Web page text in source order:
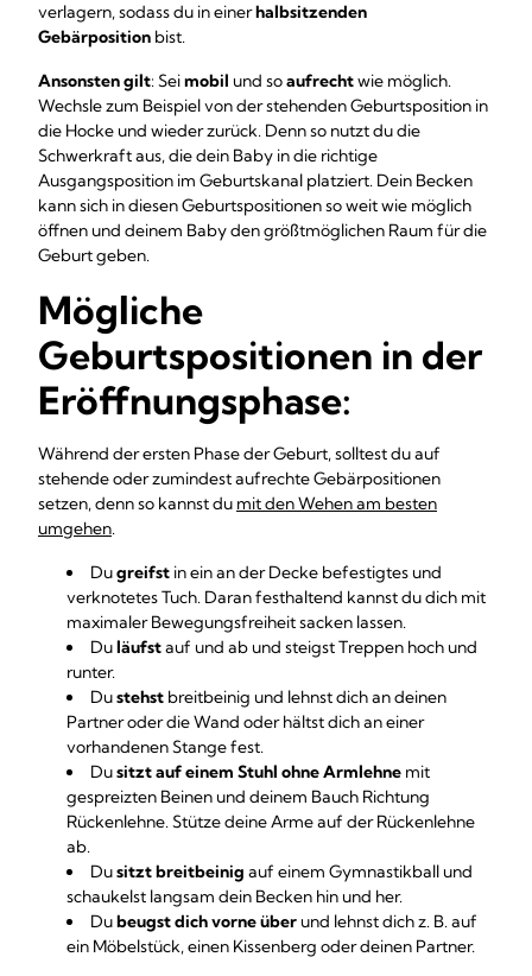
verlagern, sodass du in einerhalbsitzenden
Gebärposition bist.
Ansonsten gilt: Seimobil und soaufrechtwie möglich.
Wechsle zum Beispiel von der stehenden Geburtsposition in
die Hocke und wieder zurück. Denn so nutzt du die
Schwerkraft aus, die dein Baby in die richtige
Ausgangsposition im Geburtskanal platziert. Dein Becken
kann sich in diesen Geburtspositionen so weit wie möglich
öffnen und deinem Baby den größtmöglichen Raum für die
Geburt geben.
Mögliche
Geburtspositionen in der
Eröffnungsphase:
Während der ersten Phase der Geburt, solltest du auf
stehende oder zumindest aufrechte Gebärpositionen
setzen, denn so kannst du mit den Wehen am besten
umgehen.
Dugreifst in ein an der Decke befestigtes und
verknotetes Tuch. Daran festhaltend kannst du dich mit
maximaler Bewegungsfreiheit sacken lassen.
Duläufstauf und ab und steigst Treppen hoch und
runter.
Dustehst breitbeinig und lehnst dich an deinen
Partner oder die Wand oder hältst dich an einer
vorhandenen Stange fest.
Dusitzt auf einem Stuhl ohne Armlehne mit
gespreizten Beinen und deinem Bauch Richtung
Rückenlehne. Stütze deine Arme auf der Rückenlehne
ab.
Dusitzt breitbeinig auf einem Gymnastikball und
schaukelst langsam dein Becken hin und her.
Dubeugst dich vorne über und lehnst dich z. B. auf
ein Möbelstück, einen Kissenberg oder deinen Partner.